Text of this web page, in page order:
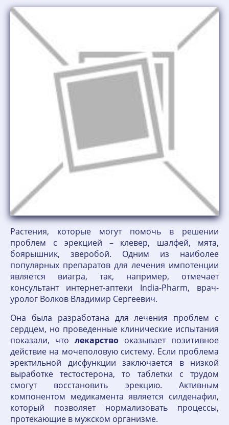
Растения, которые могут помочь в решении
проблем с эрекцией – клевер, шалфей, мята,
боярышник, зверобой. Одним из наиболее
популярных препаратов для лечения импотенции
является виагра, так, например, отмечает
консультант интернет-аптеки India-Pharm, врач-
уролог Волков Владимир Сергеевич.
Она была разработана для лечения проблем с
сердцем, но проведенные клинические испытания
показали, что лекарство оказывает позитивное
действие на мочеполовую систему. Если проблема
эректильной дисфункции заключается в низкой
выработке тестостерона, то таблетки с трудом
смогут восстановить эрекцию. Активным
компонентом медикамента является силденафил,
который позволяет нормализовать процессы,
протекающие в мужском организме.